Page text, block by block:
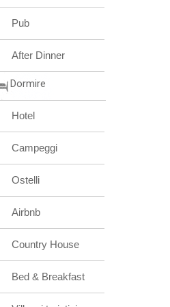
Pub
After Dinner
Dormire
Hotel
Campeggi
Ostelli
Airbnb
Country House
Bed & Breakfast